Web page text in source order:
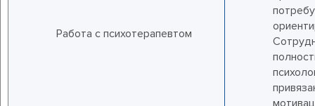
Работа с психотерапевтом